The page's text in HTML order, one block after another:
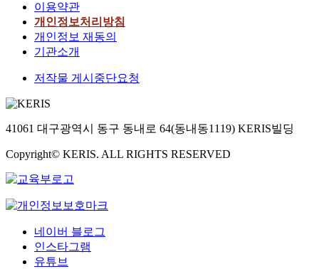
이용약관
개인정보처리방침
개인정보 재동의
기관소개
저작물 게시중단요청
41061 대구광역시 동구 동내로 64(동내동1119) KERIS빌딩
Copyright© KERIS. ALL RIGHTS RESERVED
네이버 블로그
인스타그램
유튜브